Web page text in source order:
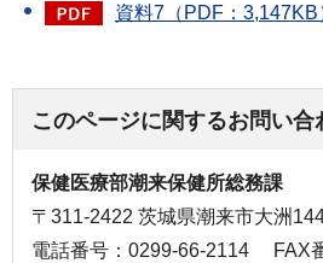
資料7（PDF：3,147KB
このページに関するお問い合
保健医療部潮来保健所総務課
〒311-2422 茨城県潮来市大洲
電話番号：0299-66-2114
FAX